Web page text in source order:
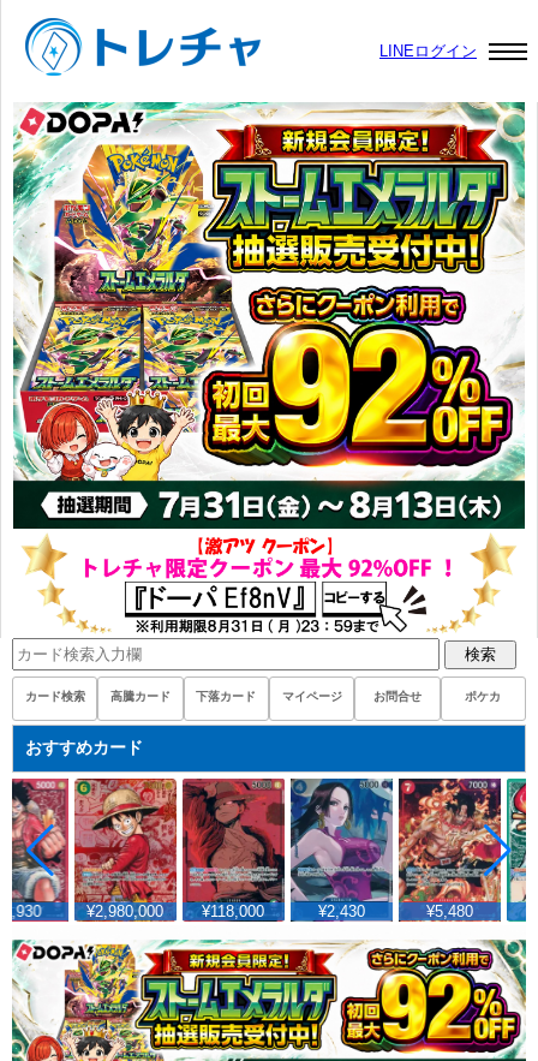
LINEログイン
検索
カード検索 高騰カード 下落カード マイページ お問合せ ポケカ
おすすめカード
¥2,980,000 ¥118,000 ¥2,430 ¥5,480